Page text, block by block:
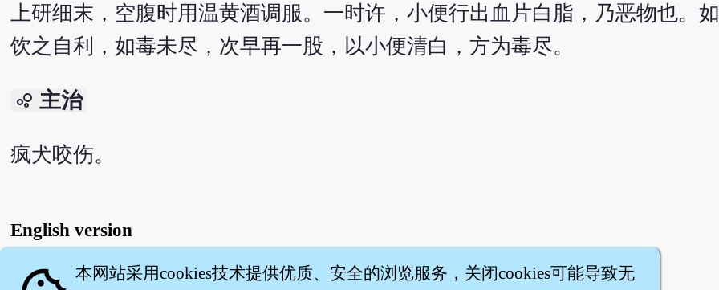
上研细末，空腹时用温黄酒调服。一时许，小便行出血片白脂，乃恶物也。
饮之自利，如毒未尽，次早再一股，以小便清白，方为毒尽。
bubble_chart 主治
疯犬咬伤。
English version
本网站采用cookies技术提供优质、安全的浏览服务，关闭cookies可能导致无